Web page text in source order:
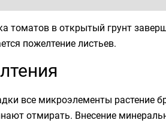
томатов в открытый грунт
пожелтение листьев.
все микроэлементы растение
отмирать. Внесение